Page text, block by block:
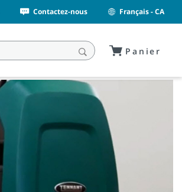
Contactez-nous Français - CA
Panier